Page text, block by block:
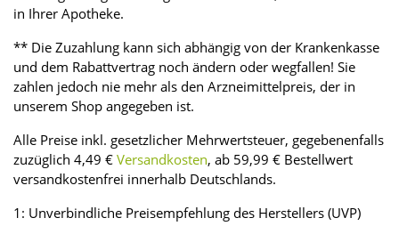
in Ihrer Apotheke.
** Die Zuzahlung kann sich abhängig von der Krankenkasse
und dem Rabattvertrag noch ändern oder wegfallen! Sie
zahlen jedoch nie mehr als den Arzneimittelpreis, der in
unserem Shop angegeben ist.
Alle Preise inkl. gesetzlicher Mehrwertsteuer, gegebenenfalls
zuzüglich 4,49 € Versandkosten, ab 59,99 € Bestellwert
versandkostenfrei innerhalb Deutschlands.
1: Unverbindliche Preisempfehlung des Herstellers (UVP)